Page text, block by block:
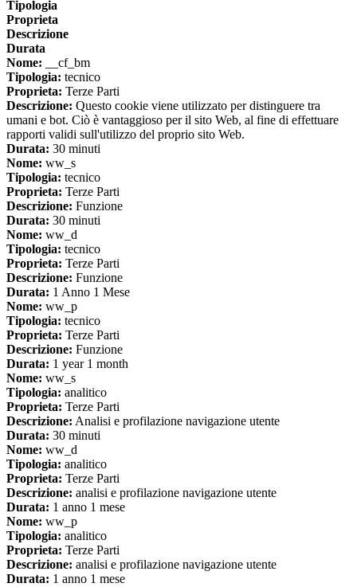
Tipologia
Proprieta
Descrizione
Durata
Nome: __cf_bm
Tipologia: tecnico
Proprieta: Terze Parti
Descrizione: Questo cookie viene utilizzato per distinguere tra
umani e bot. Ciò è vantaggioso per il sito Web, al fine di effettuare
rapporti validi sull'utilizzo del proprio sito Web.
Durata: 30 minuti
Nome: ww_s
Tipologia: tecnico
Proprieta: Terze Parti
Descrizione: Funzione
Durata: 30 minuti
Nome: ww_d
Tipologia: tecnico
Proprieta: Terze Parti
Descrizione: Funzione
Durata: 1 Anno 1 Mese
Nome: ww_p
Tipologia: tecnico
Proprieta: Terze Parti
Descrizione: Funzione
Durata: 1 year 1 month
Nome: ww_s
Tipologia: analitico
Proprieta: Terze Parti
Descrizione: Analisi e profilazione navigazione utente
Durata: 30 minuti
Nome: ww_d
Tipologia: analitico
Proprieta: Terze Parti
Descrizione: analisi e profilazione navigazione utente
Durata: 1 anno 1 mese
Nome: ww_p
Tipologia: analitico
Proprieta: Terze Parti
Descrizione: analisi e profilazione navigazione utente
Durata: 1 anno 1 mese